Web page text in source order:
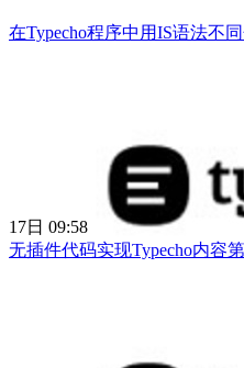
在Typecho程序中用IS语法不
17日 09:58
无插件代码实现Typecho内容